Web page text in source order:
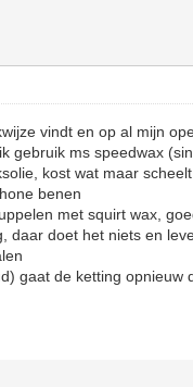
vindt en op al mijn
gebruik ms speedwax
kost wat maar
benen
met squirt wax,
daar doet het niets en
gaat de ketting opnieuw